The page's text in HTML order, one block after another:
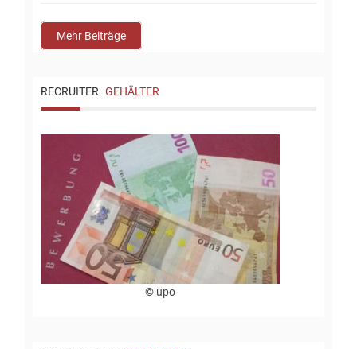
Mehr Beiträge
RECRUITER GEHÄLTER
© upo